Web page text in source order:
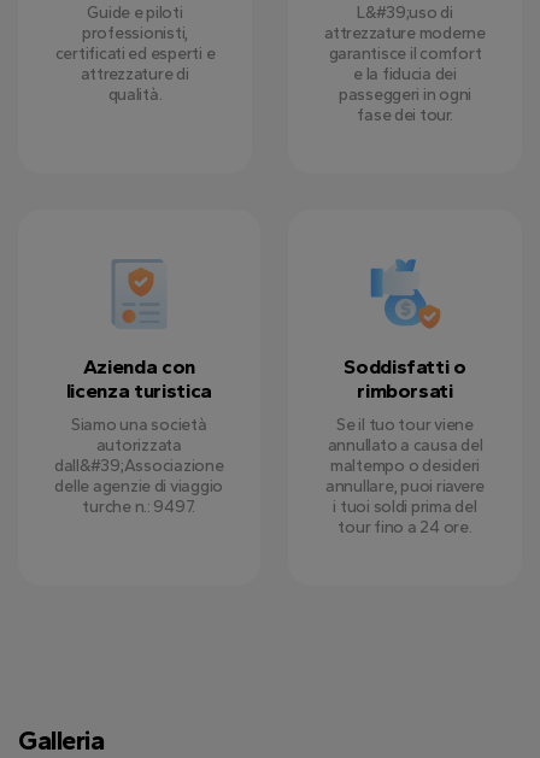
Guide e piloti
professionisti,
certificati ed esperti e
attrezzature di
qualità.
L&#39;uso di
attrezzature moderne
garantisce il comfort
e la fiducia dei
passeggeri in ogni
fase dei tour.
Azienda con
licenza turistica
Siamo una società
autorizzata
dall&#39;Associazione
delle agenzie di viaggio
turche n.: 9497.
Soddisfatti o
rimborsati
Se il tuo tour viene
annullato a causa del
maltempo o desideri
annullare, puoi riavere
i tuoi soldi prima del
tour fino a 24 ore.
Galleria